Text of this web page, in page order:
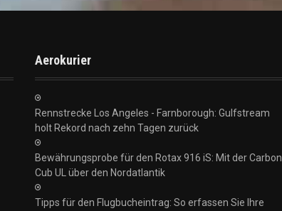
Aerokurier
Rennstrecke Los Angeles - Farnborough: Gulfstream
holt Rekord nach zehn Tagen zurück
Bewährungsprobe für den Rotax 916 iS: Mit der Carbon
Cub UL über den Nordatlantik
Tipps für den Flugbucheintrag: So erfassen Sie Ihre